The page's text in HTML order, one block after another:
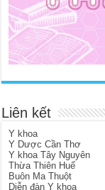
Liên kết
Y khoa
Y Dược Cần Thơ
Y khoa Tây Nguyên
Thừa Thiên Huế
Buôn Ma Thuột
Diễn đàn Y khoa